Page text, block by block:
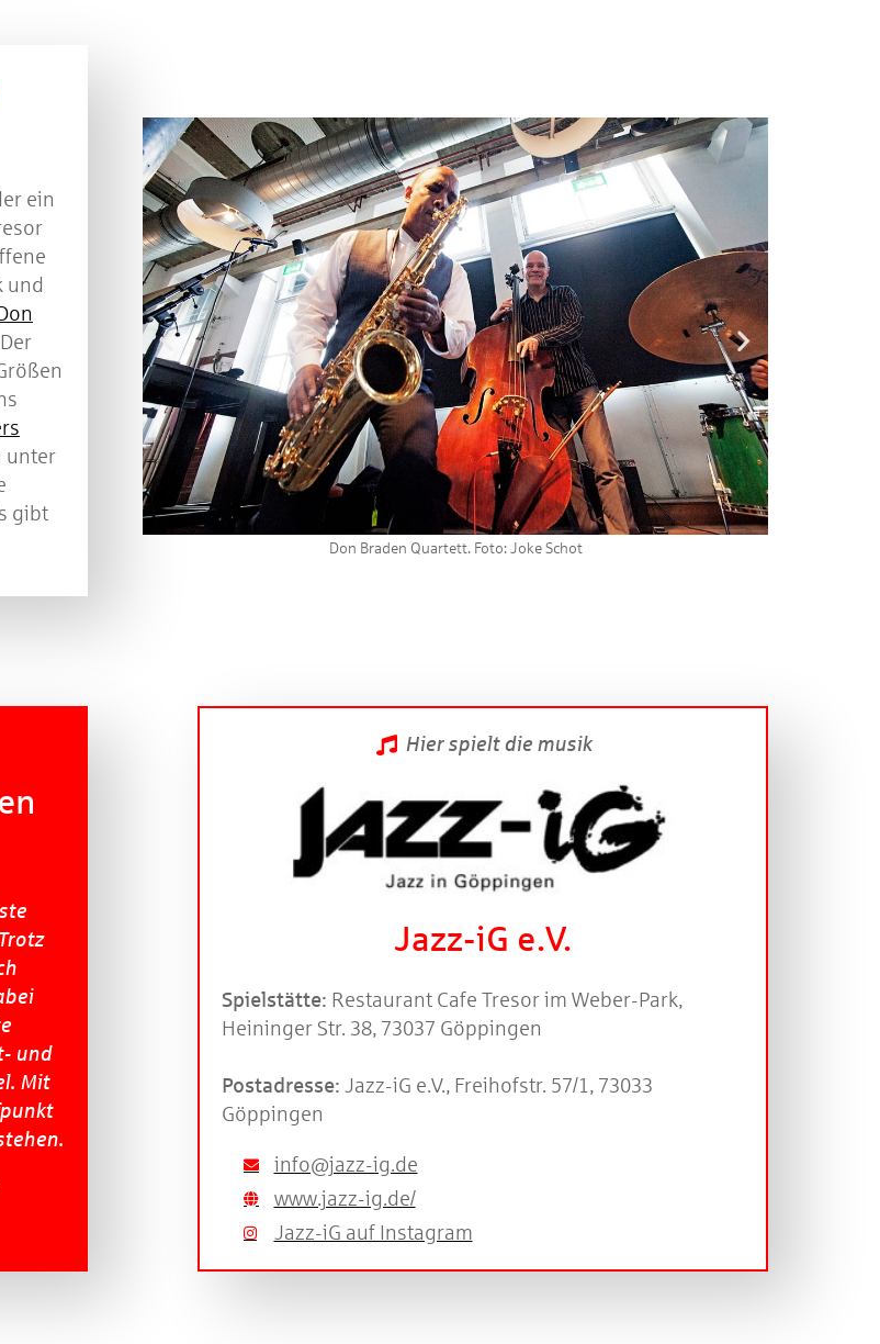
ein
und
unter
gibt
Don Braden Quartett. Foto: Joke Schot
und
Mit
Hier spielt die musik
Jazz-iG e.V.
Spielstätte: Restaurant Cafe Tresor im Weber-Park,
Heininger Str. 38, 73037 Göppingen
Postadresse: Jazz-iG e.V., Freihofstr. 57/1, 73033
Göppingen
info@jazz-ig.de
www.jazz-ig.de/
Jazz-iG auf Instagram